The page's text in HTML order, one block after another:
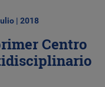
| 2018
Centro